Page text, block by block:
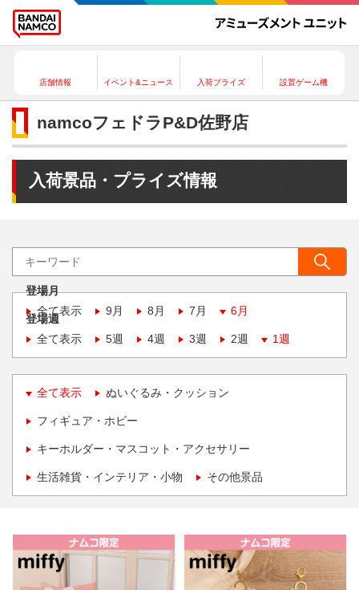
店舗情報 イベント&ニュース 入荷プライズ 設置ゲーム機
namcoフェドラP&D佐野店
入荷景品・プライズ情報
登場月
全て表示
9月 8月 7月 6月
登場週
全て表示
5週 4週 3週 2週 1週
全て表示 ぬいぐるみ・クッション
フィギュア・ホビー
キーホルダー・マスコット・アクセサリー
生活雑貨・インテリア・小物 その他景品